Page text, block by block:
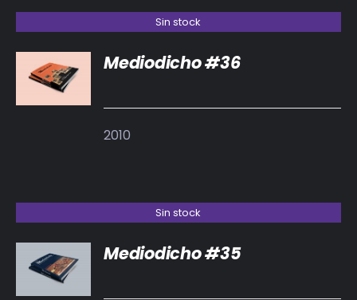
Sin stock
DETALLES
Mediodicho #36
2010
Sin stock
DETALLES
Mediodicho #35